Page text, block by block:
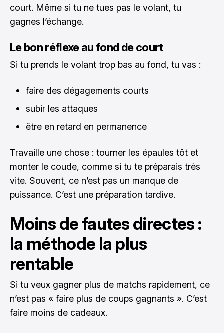
court. Même si tu ne tues pas le volant, tu
gagnes l’échange.
Le bon réflexe au fond de court
Si tu prends le volant trop bas au fond, tu vas :
faire des dégagements courts
subir les attaques
être en retard en permanence
Travaille une chose : tourner les épaules tôt et
monter le coude, comme si tu te préparais très
vite. Souvent, ce n’est pas un manque de
puissance. C’est une préparation tardive.
Moins de fautes directes :
la méthode la plus
rentable
Si tu veux gagner plus de matchs rapidement, ce
n’est pas « faire plus de coups gagnants ». C’est
faire moins de cadeaux.